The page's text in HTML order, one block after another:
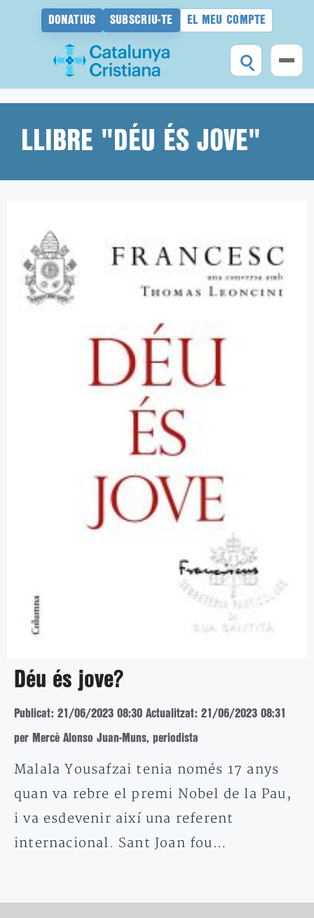
DONATIUS SUBSCRIU-TE EL MEU COMPTE
contingutLLIBRE "DÉU ÉS JOVE"
Déu és jove?
Publicat: 21/06/2023 08:30 Actualitzat: 21/06/2023 08:31
per Mercè Alonso Juan-Muns, periodista
Malala Yousafzai tenia només 17 anys
quan va rebre el premi Nobel de la Pau,
i va esdevenir així una referent
internacional. Sant Joan fou…